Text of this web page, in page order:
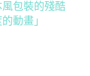
包裝的殘酷
動畫」